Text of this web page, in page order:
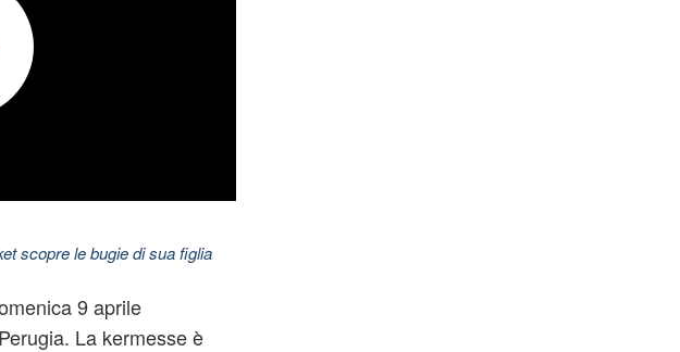
scopre le bugie di sua figlia
9 aprile
La kermesse è